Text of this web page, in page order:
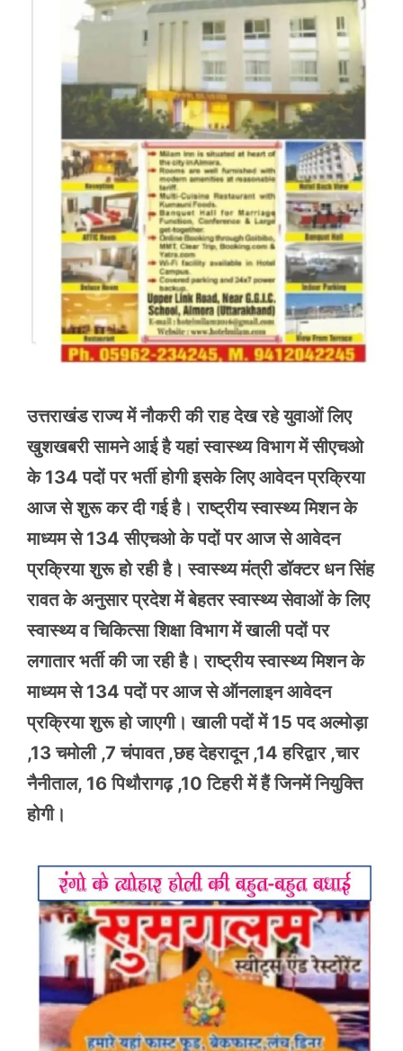
उत्तराखंड राज्य में नौकरी की राह देख रहे युवाओं लिए
खुशखबरी सामने आई है यहां स्वास्थ्य विभाग में सीएचओ
के 134 पदों पर भर्ती होगी इसके लिए आवेदन प्रक्रिया
आज से शुरू कर दी गई है। राष्ट्रीय स्वास्थ्य मिशन के
माध्यम से 134 सीएचओ के पदों पर आज से आवेदन
प्रक्रिया शुरू हो रही है। स्वास्थ्य मंत्री डॉक्टर धन सिंह
रावत के अनुसार प्रदेश में बेहतर स्वास्थ्य सेवाओं के लिए
स्वास्थ्य व चिकित्सा शिक्षा विभाग में खाली पदों पर
लगातार भर्ती की जा रही है। राष्ट्रीय स्वास्थ्य मिशन के
माध्यम से 134 पदों पर आज से ऑनलाइन आवेदन
प्रक्रिया शुरू हो जाएगी। खाली पदों में 15 पद अल्मोड़ा
,13 चमोली ,7 चंपावत ,छह देहरादून ,14 हरिद्वार ,चार
नैनीताल, 16 पिथौरागढ़ ,10 टिहरी में हैं जिनमें नियुक्ति
होगी।